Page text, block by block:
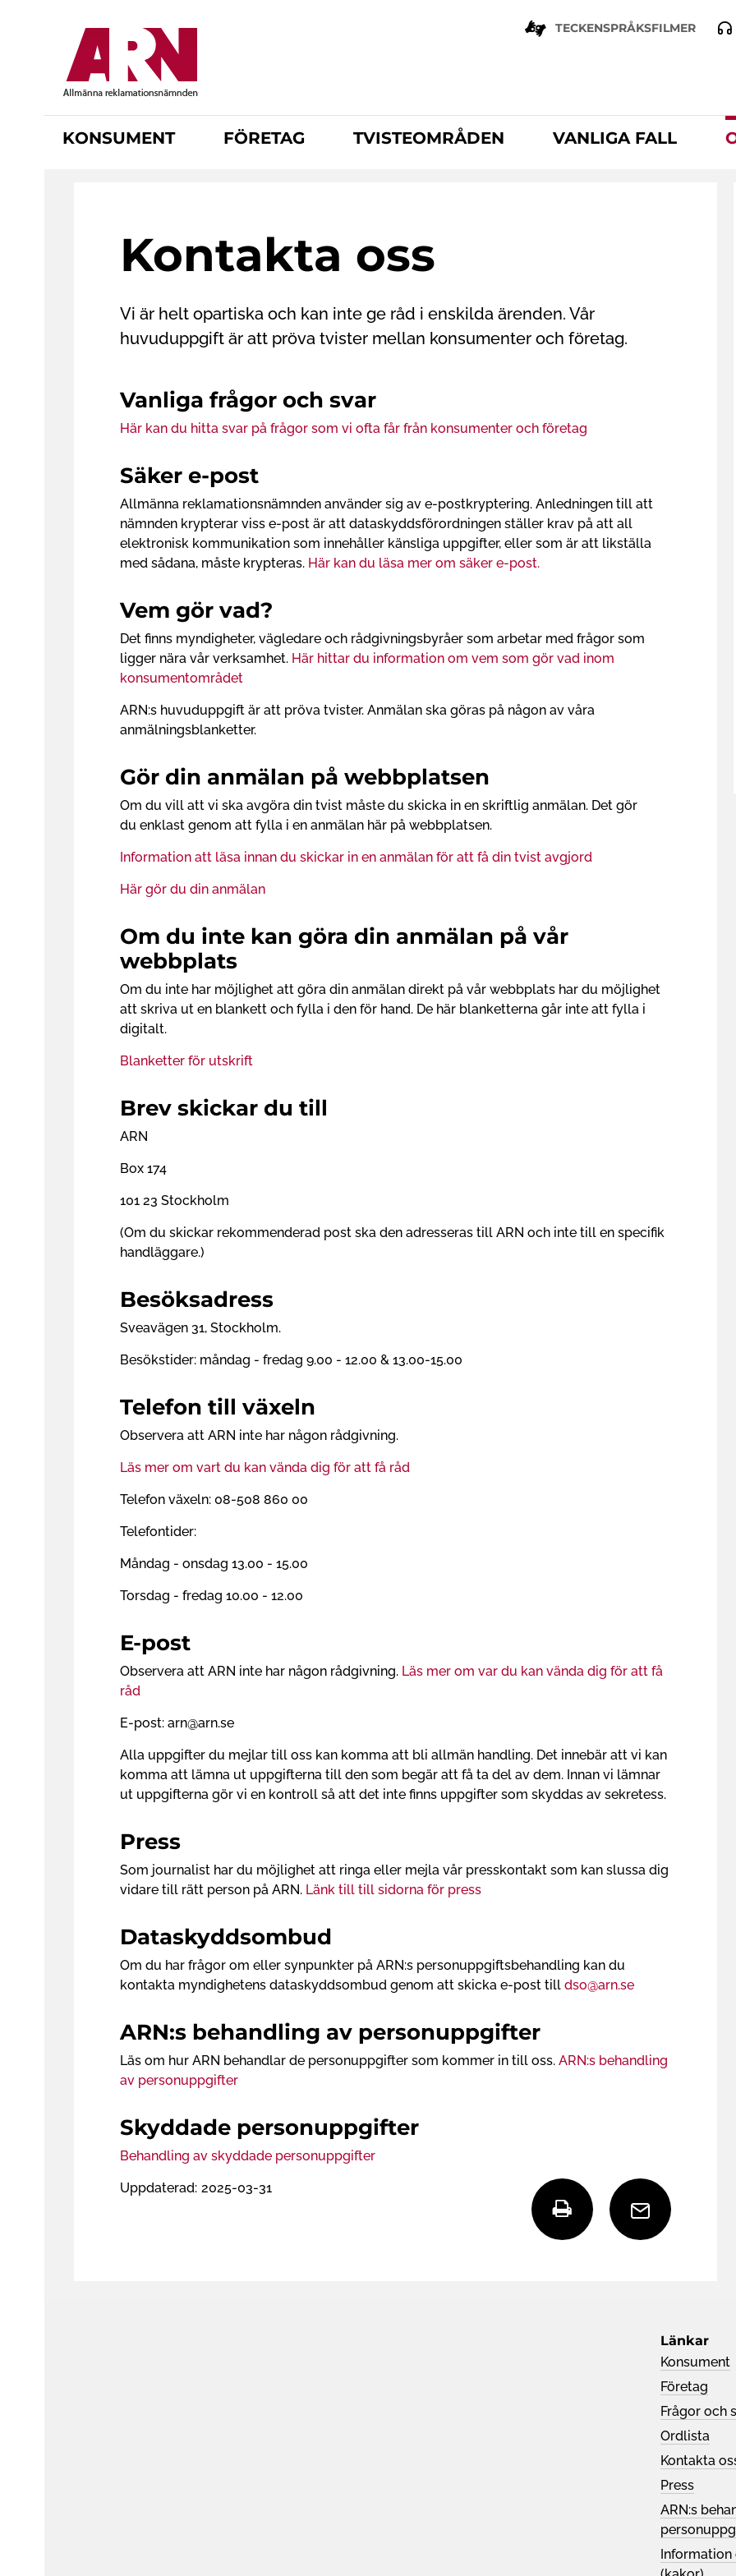
TECKENSPRÅKSFILMER
KONSUMENT FÖRETAG TVISTEOMRÅDEN VANLIGA FALL
Kontakta oss
Vi är helt opartiska och kan inte ge råd i enskilda ärenden. Vår
huvuduppgift är att pröva tvister mellan konsumenter och företag.
Vanliga frågor och svar
Här kan du hitta svar på frågor som vi ofta får från konsumenter och företag
Säker e-post
Allmänna reklamationsnämnden använder sig av e-postkryptering. Anledningen till att
nämnden krypterar viss e-post är att dataskyddsförordningen ställer krav på att all
elektronisk kommunikation som innehåller känsliga uppgifter, eller som är att likställa
med sådana, måste krypteras. Här kan du läsa mer om säker e-post.
Vem gör vad?
Det finns myndigheter, vägledare och rådgivningsbyråer som arbetar med frågor som
ligger nära vår verksamhet. Här hittar du information om vem som gör vad inom
konsumentområdet
ARN:s huvuduppgift är att pröva tvister. Anmälan ska göras på någon av våra
anmälningsblanketter.
Gör din anmälan på webbplatsen
Om du vill att vi ska avgöra din tvist måste du skicka in en skriftlig anmälan. Det gör
du enklast genom att fylla i en anmälan här på webbplatsen.
Information att läsa innan du skickar in en anmälan för att få din tvist avgjord
Här gör du din anmälan
Om du inte kan göra din anmälan på vår
webbplats
Om du inte har möjlighet att göra din anmälan direkt på vår webbplats har du möjlighet
att skriva ut en blankett och fylla i den för hand. De här blanketterna går inte att fylla i
digitalt.
Blanketter för utskrift
Brev skickar du till
ARN
Box 174
101 23 Stockholm
(Om du skickar rekommenderad post ska den adresseras till ARN och inte till en specifik
handläggare.)
Besöksadress
Sveavägen 31, Stockholm.
Besökstider: måndag - fredag 9.00 - 12.00 & 13.00-15.00
Telefon till växeln
Observera att ARN inte har någon rådgivning.
Läs mer om vart du kan vända dig för att få råd
Telefon växeln: 08-508 860 00
Telefontider:
Måndag - onsdag 13.00 - 15.00
Torsdag - fredag 10.00 - 12.00
E-post
Observera att ARN inte har någon rådgivning. Läs mer om var du kan vända dig för att få
råd
E-post: arn@arn.se
Alla uppgifter du mejlar till oss kan komma att bli allmän handling. Det innebär att vi kan
komma att lämna ut uppgifterna till den som begär att få ta del av dem. Innan vi lämnar
ut uppgifterna gör vi en kontroll så att det inte finns uppgifter som skyddas av sekretess.
Press
Som journalist har du möjlighet att ringa eller mejla vår presskontakt som kan slussa dig
vidare till rätt person på ARN. Länk till till sidorna för press
Dataskyddsombud
Om du har frågor om eller synpunkter på ARN:s personuppgifts­behandling kan du
kontakta myndighetens dataskyddsombud genom att skicka e-post tilldso@arn.se
ARN:s behandling av personuppgifter
Läs om hur ARN behandlar de personuppgifter som kommer in till oss.ARN:s behandling
av personuppgifter
Skyddade personuppgifter
Behandling av skyddade personuppgifter
Uppdaterad: 2025-03-31
S D
a
Länkar
Konsument
Företag
Frågor och
Ordlista
Kontakta
Press
ARN:s
Information